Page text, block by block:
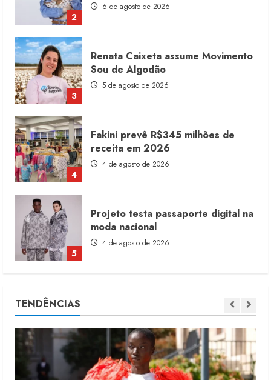
2
6 de agosto de 2026
3
Renata Caixeta assume Movimento
Sou de Algodão
5 de agosto de 2026
4
Fakini prevê R$345 milhões de
receita em 2026
4 de agosto de 2026
5
Projeto testa passaporte digital na
moda nacional
4 de agosto de 2026
1
Moda vende US$63,7 bilhões em
TENDÊNCIAS